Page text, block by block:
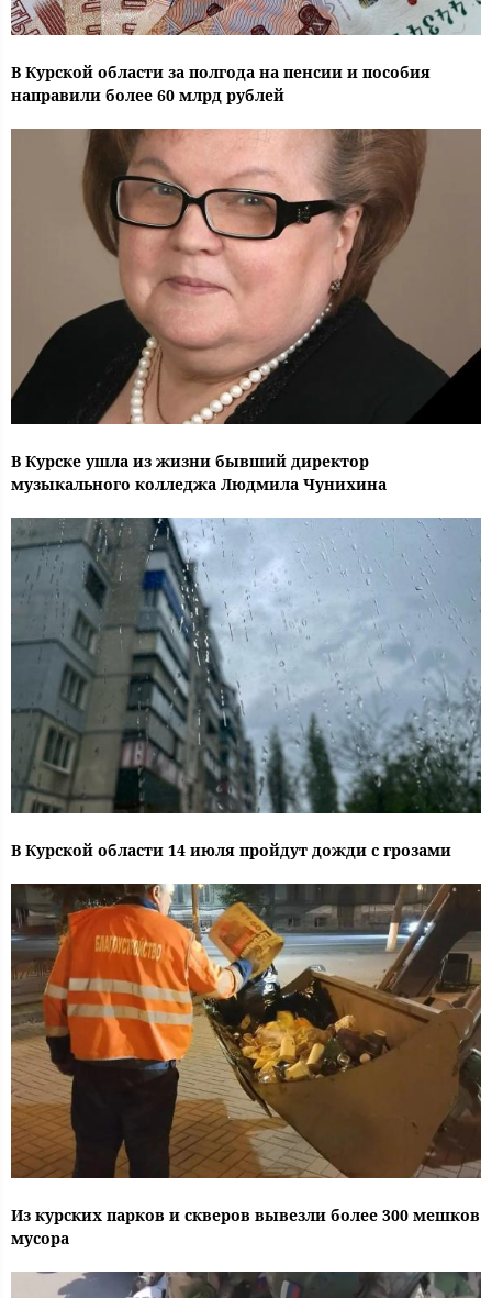
В Курской области за полгода на пенсии и пособия
направили более 60 млрд рублей
В Курске ушла из жизни бывший директор
музыкального колледжа Людмила Чунихина
В Курской области 14 июля пройдут дожди с грозами
Из курских парков и скверов вывезли более 300 мешков
мусора